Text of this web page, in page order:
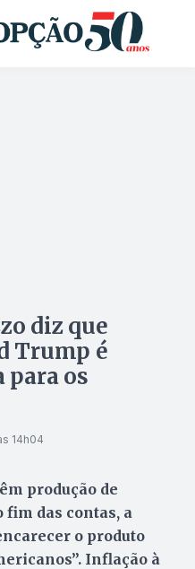
diz que
Trump é
para os
14h04
produção de
fim das contas, a
o produto
Inflação à